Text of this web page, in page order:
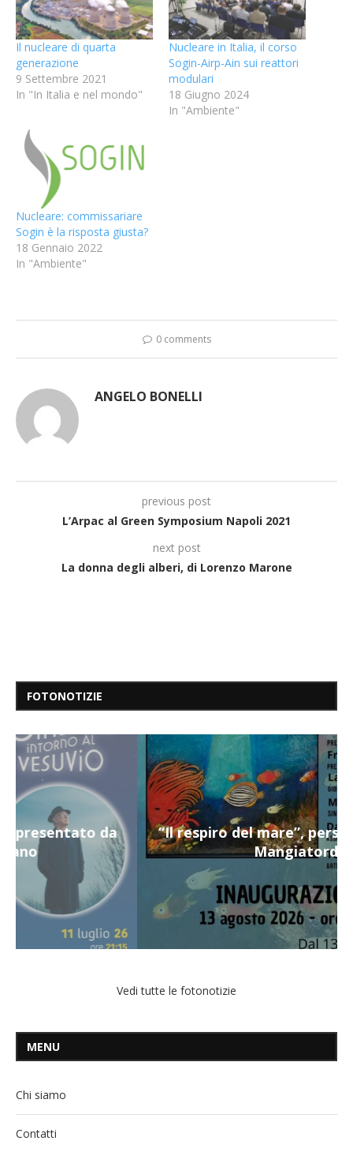
Il nucleare di quarta
generazione
9 Settembre 2021
In "In Italia e nel mondo"
Nucleare in Italia, il corso
Sogin-Airp-Ain sui reattori
modulari
18 Giugno 2024
In "Ambiente"
Nucleare: commissariare
Sogin è la risposta giusta?
18 Gennaio 2022
In "Ambiente"
0 comments
ANGELO BONELLI
previous post
L’Arpac al Green Symposium Napoli 2021
next post
La donna degli alberi, di Lorenzo Marone
FOTONOTIZIE
“Il respiro del mare”, personale di Terry
Mangiatordi
Vedi tutte le fotonotizie
MENU
Chi siamo
Contatti